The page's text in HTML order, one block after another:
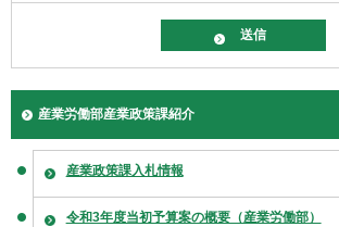
産業労働部産業政策課紹介
産業政策課入札情報
令和3年度当初予算案の概要（産業労働部）